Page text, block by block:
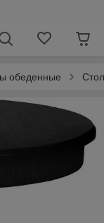
обеденные